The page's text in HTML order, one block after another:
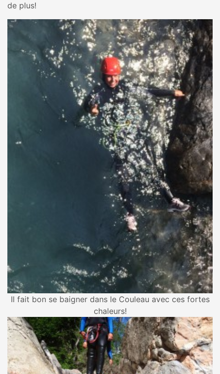
de plus!
Il fait bon se baigner dans le Couleau avec ces fortes
chaleurs!